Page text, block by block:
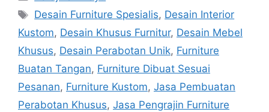
Tags
Desain Furniture Spesialis, Desain Interior
Kustom, Desain Khusus Furnitur, Desain Mebel
Khusus, Desain Perabotan Unik, Furniture
Buatan Tangan, Furniture Dibuat Sesuai
Pesanan, Furniture Kustom, Jasa Pembuatan
Perabotan Khusus, Jasa Pengrajin Furniture